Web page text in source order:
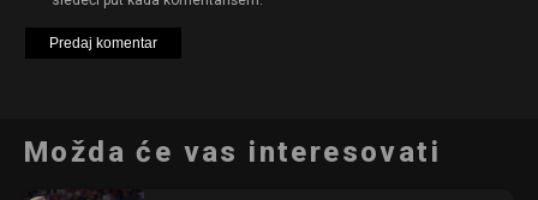
Možda će vas interesovati